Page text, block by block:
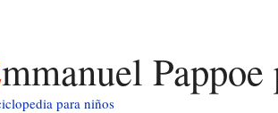
Emmanuel
para niños